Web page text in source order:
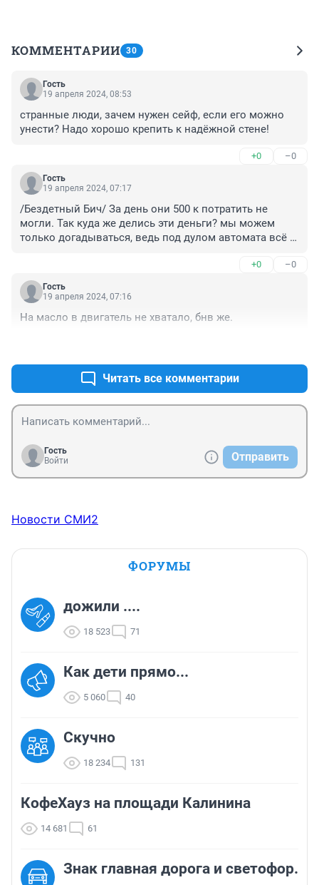
КОММЕНТАРИИ 30
Гость
19 апреля 2024, 08:53
странные люди, зачем нужен сейф, если его можно
унести? Надо хорошо крепить к надёжной стене!
+0 –0
Гость
19 апреля 2024, 07:17
/Бездетный Бич/ За день они 500 к потратить не
могли. Так куда же делись эти деньги? мы можем
только догадываться, ведь под дулом автомата всё
+0 –0
Гость
19 апреля 2024, 07:16
На масло в двигатель не хватало, бнв же.
Читать все комментарии
Гость
Войти
Отправить
Новости СМИ2
ФОРУМЫ
дожили ....
18 523 71
Как дети прямо...
5 060 40
Скучно
18 234 131
КофеХауз на площади Калинина
14 681 61
Знак главная дорога и светофор.